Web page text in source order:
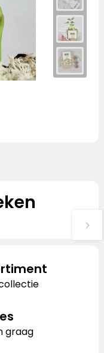
graag